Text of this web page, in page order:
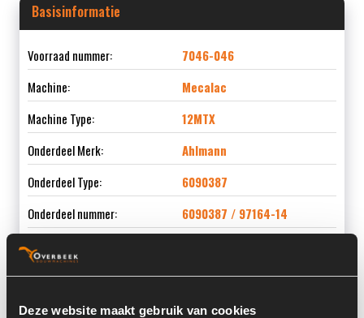
Deze website maakt gebruik van cookies
Basisinformatie
Voorraad nummer:
7046-046
Machine:
Mecalac
Machine Type:
12MTX
Onderdeel Merk:
Ahlmann
Onderdeel Type:
6090387
Onderdeel nummer:
6090387 / 97164-14
Informatie